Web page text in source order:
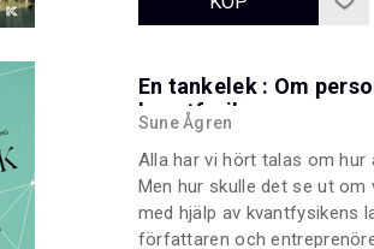
En tankelek : Om
kvantfysiken
Sune Ågren
Alla har vi hört talas om
Men hur skulle det se ut
med hjälp av kvantfysikens
författaren och